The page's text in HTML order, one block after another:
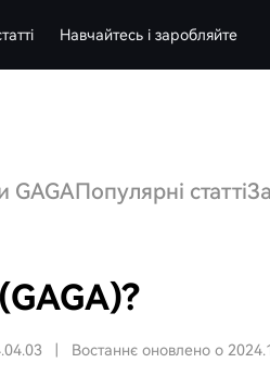
Навчайтесь і заробляйте
GAGAПопулярні статті
Востаннє оновлено о